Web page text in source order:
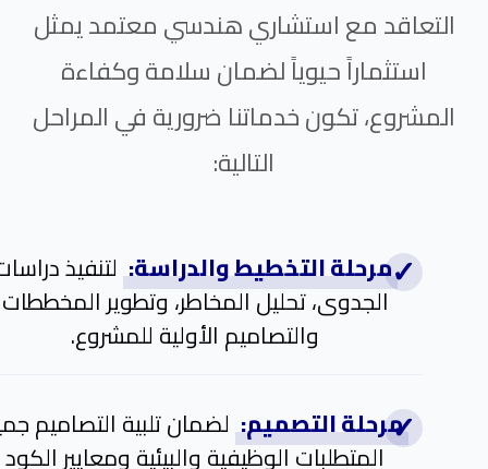
التعاقد مع استشاري هندسي معتمد يمثل
استثماراً حيوياً لضمان سلامة وكفاءة
المشروع، تكون خدماتنا ضرورية في المراحل
التالية:
مرحلة التخطيط والدراسة: لتنفيذ
الجدوى، تحليل المخاطر، وتطوير المخططات
والتصاميم الأولية للمشروع.
مرحلة التصميم: لضمان تلبية التصاميم
المتطلبات الوظيفية والبيئية ومعايير الكود